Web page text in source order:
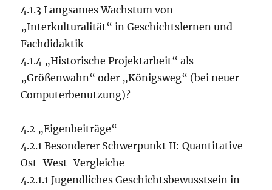
4.1.3 Langsames Wachstum von
„Interkulturalität“ in Geschichtslernen und
Fachdidaktik
4.1.4 „Historische Projektarbeit“ als
„Größenwahn“ oder „Königsweg“ (bei neuer
Computerbenutzung)?
4.2 „Eigenbeiträge“
4.2.1 Besonderer Schwerpunkt II: Quantitative
Ost-West-Vergleiche
4.2.1.1 Jugendliches Geschichtsbewusstsein in